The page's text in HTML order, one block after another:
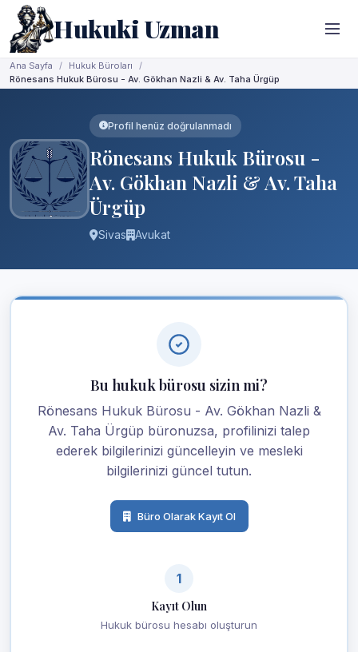
Hukuki Uzman
Ana Sayfa
Hukuk Büroları
Rönesans Hukuk Bürosu - Av. Gökhan Nazli & Av. Taha Ürgüp
Profil henüz doğrulanmadı
Rönesans Hukuk Bürosu -
Av. Gökhan Nazli & Av. Taha
Ürgüp
Sivas Avukat
Bu hukuk bürosu sizin mi?
Rönesans Hukuk Bürosu - Av. Gökhan Nazli &
Av. Taha Ürgüp büronuzsa, profilinizi talep
ederek bilgilerinizi güncelleyin ve mesleki
bilgilerinizi güncel tutun.
Büro Olarak Kayıt Ol
1
Kayıt Olun
Hukuk bürosu hesabı oluşturun